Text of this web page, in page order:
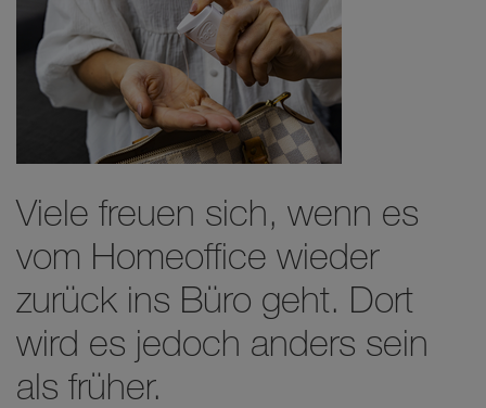
Viele freuen sich, wenn es
vom Homeoffice wieder
zurück ins Büro geht. Dort
wird es jedoch anders sein
als früher.